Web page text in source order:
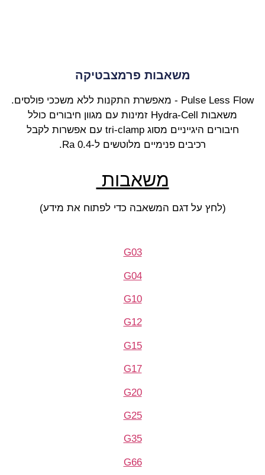
משאבות פרמצבטיקה
Pulse Less Flow - מאפשרת התקנות ללא משככי פולסים.
משאבות Hydra-Cell זמינות עם מגוון חיבורים כולל
חיבורים היגייניים מסוג tri-clamp עם אפשרות לקבל
רכיבים פנימיים מלוטשים ל-0.4 Ra.
משאבות
(לחץ על דגם המשאבה כדי לפתוח את מידע)
G03
G04
G10
G12
G15
G17
G20
G25
G35
G66